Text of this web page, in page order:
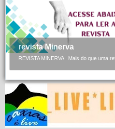
revista Minerva
REVISTA MINERVA Mais do que uma